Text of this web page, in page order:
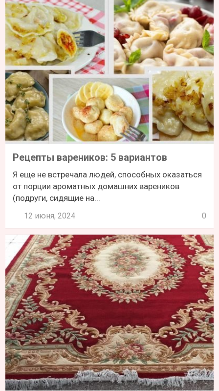
Рецепты вареников: 5 вариантов
Я еще не встречала людей, способных оказаться
от порции ароматных домашних вареников
(подруги, сидящие на...
12 июня, 2024 0